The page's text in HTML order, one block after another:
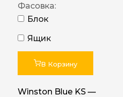
Фасовка:
Блок
Ящик
В Корзину
Winston Blue KS —